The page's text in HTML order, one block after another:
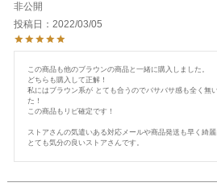
非公開
投稿日
2022/03/05
この商品も他のブラウンの商品と一緒に購入しました。
どちらも購入して正解！
私にはブラウン系が とても合うのでバサバサ感も全く無
た！
この商品もリピ確定です！
ストアさんの気遣いある対応メールや商品発送も早く綺